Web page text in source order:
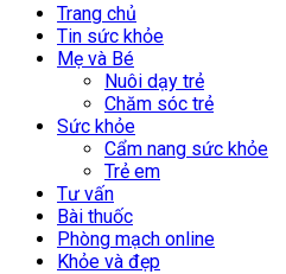
Trang chủ
Tin sức khỏe
Mẹ và Bé
Nuôi dạy trẻ
Chăm sóc trẻ
Sức khỏe
Cẩm nang sức khỏe
Trẻ em
Tư vấn
Bài thuốc
Phòng mạch online
Khỏe và đẹp